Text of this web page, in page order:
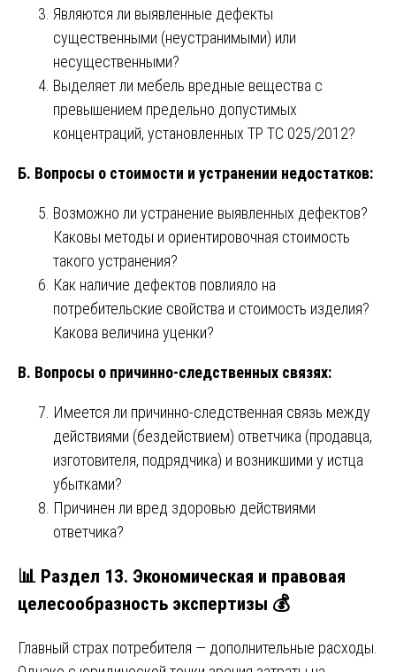
Являются ли выявленные дефекты
существенными (неустранимыми) или
несущественными?
Выделяет ли мебель вредные вещества с
превышением предельно допустимых
концентраций, установленных ТР ТС 025/2012?
Б. Вопросы о стоимости и устранении недостатков:
Возможно ли устранение выявленных дефектов?
Каковы методы и ориентировочная стоимость
такого устранения?
Как наличие дефектов повлияло на
потребительские свойства и стоимость изделия?
Какова величина уценки?
В. Вопросы о причинно-следственных связях:
Имеется ли причинно-следственная связь между
действиями (бездействием) ответчика (продавца,
изготовителя, подрядчика) и возникшими у истца
убытками?
Причинен ли вред здоровью действиями
ответчика?
📊 Раздел 13. Экономическая и правовая
целесообразность экспертизы 💰
Главный страх потребителя — дополнительные расходы.